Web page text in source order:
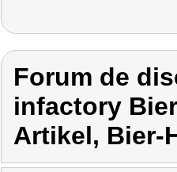
Forum de
infactory
Artikel, Bier-